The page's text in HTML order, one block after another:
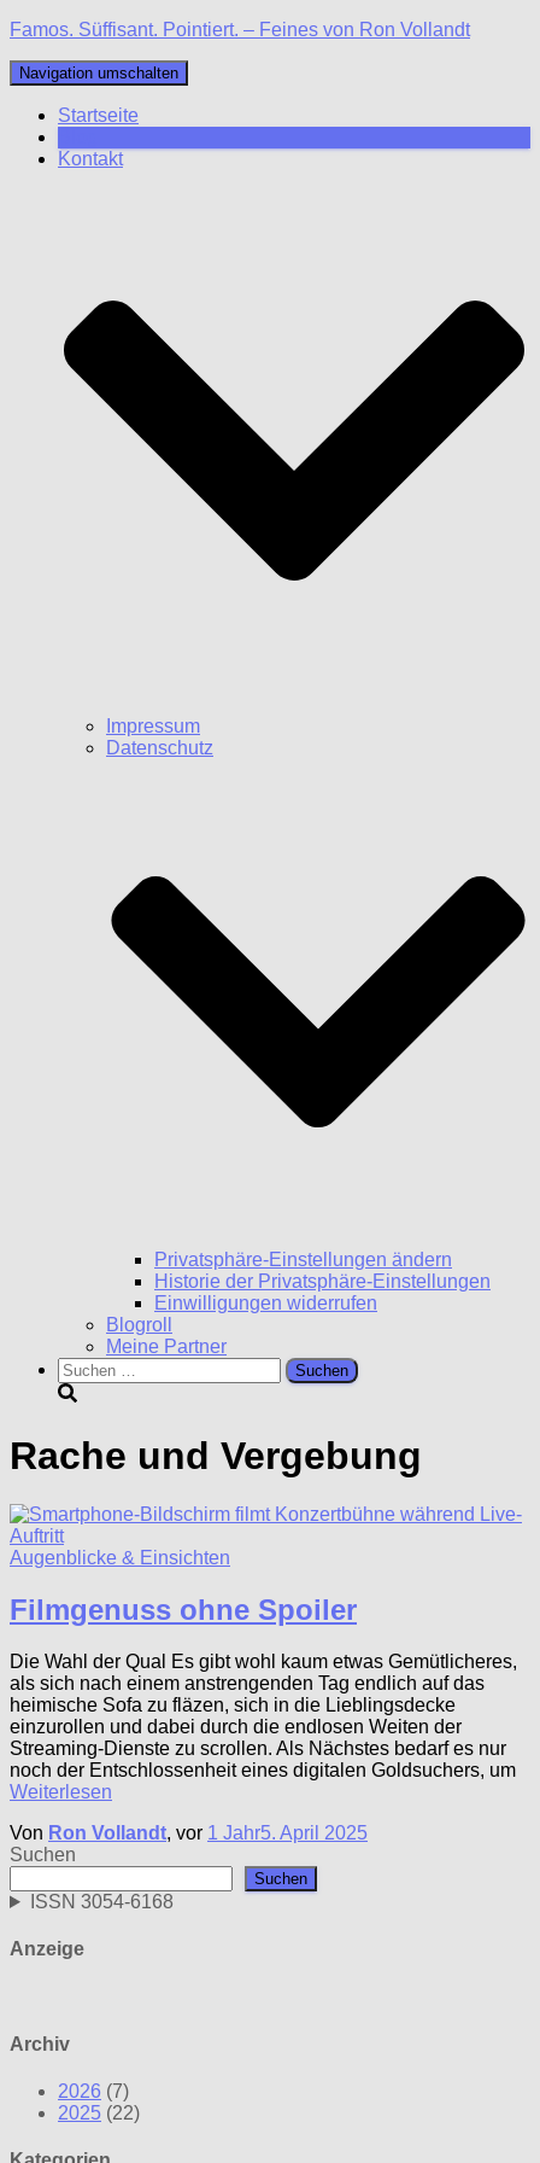
Famos. Süffisant. Pointiert. – Feines von Ron Vollandt
Navigation umschalten
Startseite
Kontakt
Impressum
Datenschutz
Privatsphäre-Einstellungen ändern
Historie der Privatsphäre-Einstellungen
Einwilligungen widerrufen
Blogroll
Meine Partner
Suchen
nach:
Rache und Vergebung
Augenblicke & Einsichten
Filmgenuss ohne Spoiler
Die Wahl der Qual Es gibt wohl kaum etwas Gemütlicheres,
als sich nach einem anstrengenden Tag endlich auf das
heimische Sofa zu fläzen, sich in die Lieblingsdecke
einzurollen und dabei durch die endlosen Weiten der
Streaming-Dienste zu scrollen. Als Nächstes bedarf es nur
noch der Entschlossenheit eines digitalen Goldsuchers, um
Weiterlesen
Von Ron Vollandt, vor 1 Jahr5. April 2025
Suchen
Suchen
ISSN 3054-6168
Anzeige
Archiv
2026 (7)
2025 (22)